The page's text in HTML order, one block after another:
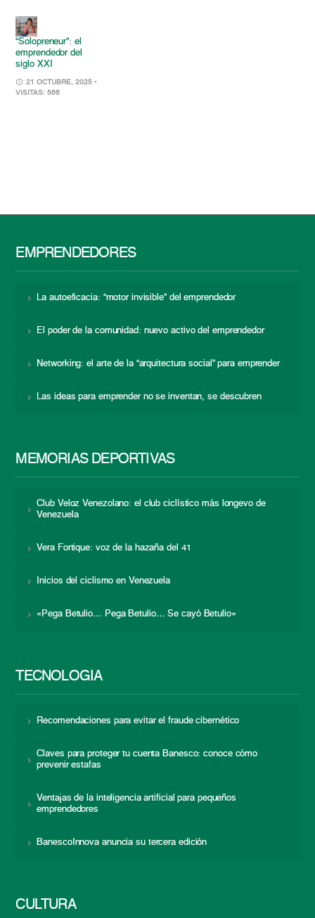
“Solopreneur”: el
emprendedor del
siglo XXI
21 OCTUBRE, 2025 •
VISITAS: 566
EMPRENDEDORES
La autoeficacia: “motor invisible” del emprendedor
El poder de la comunidad: nuevo activo del emprendedor
Networking: el arte de la “arquitectura social” para emprender
Las ideas para emprender no se inventan, se descubren
MEMORIAS DEPORTIVAS
Club Veloz Venezolano: el club ciclístico más longevo de
Venezuela
Vera Fortique: voz de la hazaña del 41
Inicios del ciclismo en Venezuela
«Pega Betulio… Pega Betulio… Se cayó Betulio»
TECNOLOGÍA
Recomendaciones para evitar el fraude cibernético
Claves para proteger tu cuenta Banesco: conoce cómo
prevenir estafas
Ventajas de la inteligencia artificial para pequeños
emprendedores
BanescoInnova anuncia su tercera edición
CULTURA